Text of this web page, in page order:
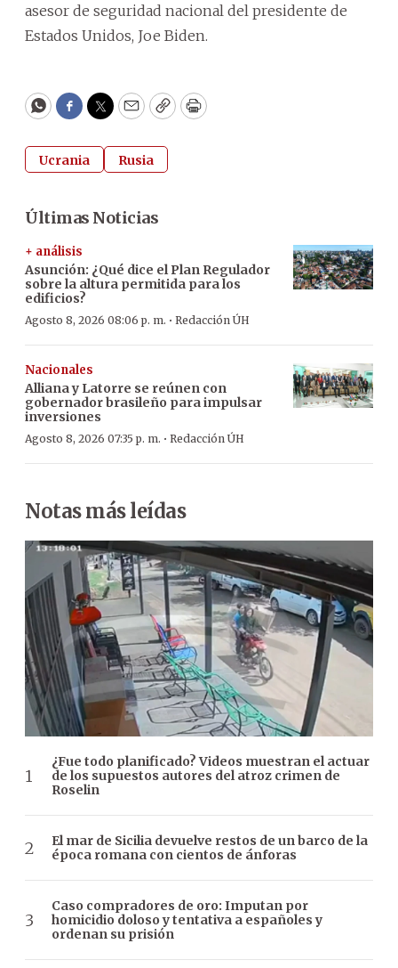
asesor de seguridad nacional del presidente de
Estados Unidos, Joe Biden.
WhatsApp
Facebook
Twitter
EmailCopyPrint
Ucrania Rusia
Últimas Noticias
+ análisis
Asunción: ¿Qué dice el Plan Regulador
sobre la altura permitida para los
edificios?
Agosto 8, 2026 08:06 p. m. · Redacción ÚH
Nacionales
Alliana y Latorre se reúnen con
gobernador brasileño para impulsar
inversiones
Agosto 8, 2026 07:35 p. m. · Redacción ÚH
Notas más leídas
¿Fue todo planificado? Videos muestran el actuar
de los supuestos autores del atroz crimen de
Roselin
El mar de Sicilia devuelve restos de un barco de la
época romana con cientos de ánforas
Caso compradores de oro: Imputan por
homicidio doloso y tentativa a españoles y
ordenan su prisión